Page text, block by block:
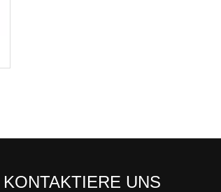
KONTAKTIERE UNS